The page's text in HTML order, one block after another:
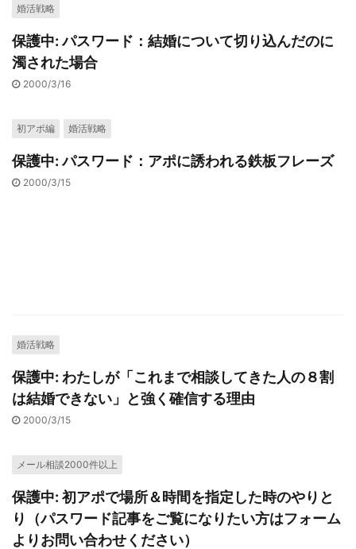
婚活戦略
保護中: パスワード：結婚について切り込んだのに
濁された場合
2000/3/16
初アポ編 婚活戦略
保護中: パスワード：アポに誘われる鉄板フレーズ
2000/3/15
婚活戦略
保護中: わたしが「これまで相談してきた人の８割
は結婚できない」と強く確信する理由
2000/3/15
メール相談2000件以上
保護中: 初アポで場所＆時間を指定した時のやりと
り（パスワード記事をご覧になりたい方はフォーム
よりお問い合わせください）